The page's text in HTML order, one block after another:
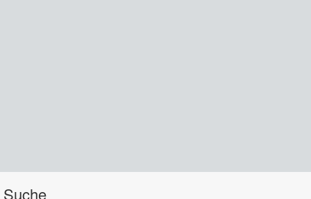
Suche